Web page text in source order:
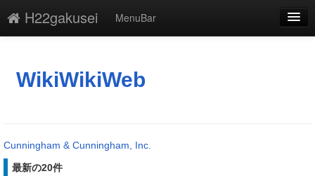
H22gakusei
MenuBar
添付
WikiWikiWeb
Cunningham & Cunningham, Inc.
最新の20件